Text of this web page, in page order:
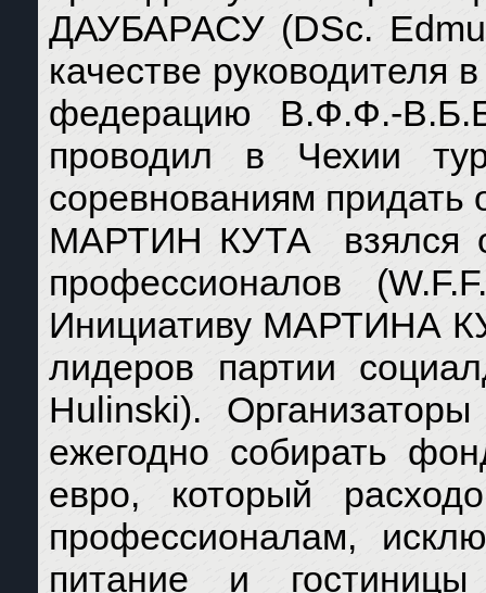
ДАУБАРАСУ (DSc.
качестве руководителя
федерацию В.Ф.Ф.-
проводил в Чехии
соревнованиям
МАРТИН КУТА взялся
профессионалов
Инициативу МАРТИНА
лидеров партии
Hulinski).
ежегодно собирать
евро, который
профессионалам,
питание и